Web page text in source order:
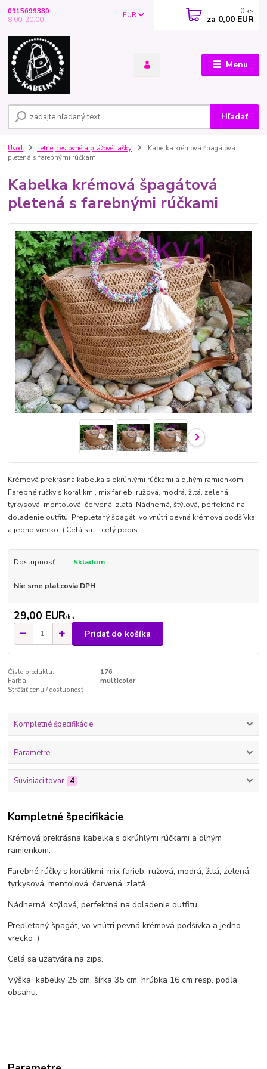
Menu
EUR
Hľadať
0915699380
8.00-20.00
0 ks
za 0,00 EUR
Úvod Letné, cestovné a plážové tašky
Kabelka krémová špagátová
pletená s farebnými rúčkami
Kabelka krémová špagátová
pletená s farebnými rúčkami
Krémová prekrásna kabelka s okrúhlými rúčkami a dlhým ramienkom.
Farebné rúčky s korálikmi, mix farieb: ružová, modrá, žltá, zelená,
tyrkysová, mentolová, červená, zlatá. Nádherná, štýlová, perfektná na
doladenie outfitu. Prepletaný špagát, vo vnútri pevná krémová podšívka
a jedno vrecko :) Celá sa ... celý popis
Dostupnosť Skladom
Nie sme platcovia DPH
29,00 EUR/ks
Pridať do košíka
Číslo produktu:
176
Farba:
multicolor
Strážiť cenu / dostupnosť
Kompletné špecifikácie
Parametre
Súvisiaci tovar 4
Kompletné špecifikácie
Krémová prekrásna kabelka s okrúhlými rúčkami a dlhým
ramienkom.
Farebné rúčky s korálikmi, mix farieb: ružová, modrá, žltá, zelená,
tyrkysová, mentolová, červená, zlatá.
Nádherná, štýlová, perfektná na doladenie outfitu.
Prepletaný špagát, vo vnútri pevná krémová podšívka a jedno
vrecko :)
Celá sa uzatvára na zips.
Výška kabelky 25 cm, šírka 35 cm, hrúbka 16 cm resp. podľa
obsahu.